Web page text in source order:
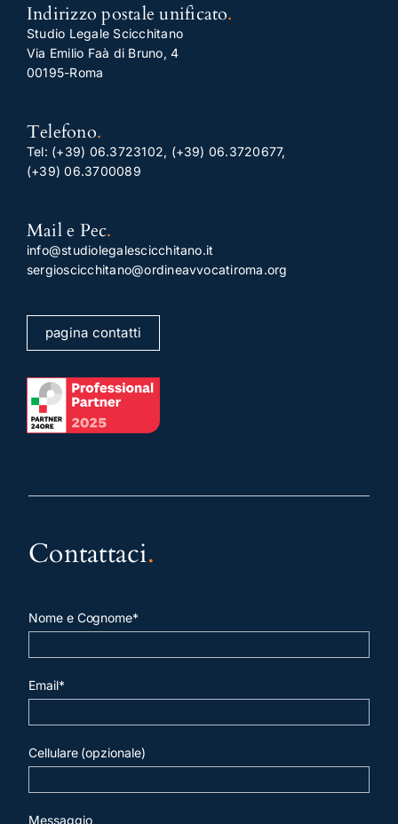
Indirizzo postale unificato.
Studio Legale Scicchitano
Via Emilio Faà di Bruno, 4
00195-Roma
Telefono.
Tel: (+39) 06.3723102, (+39) 06.3720677,
(+39) 06.3700089
Mail e Pec.
info@studiolegalescicchitano.it
sergioscicchitano@ordineavvocatiroma.org
pagina contatti
Contattaci.
Nome e Cognome*
Email*
Cellulare (opzionale)
Messaggio